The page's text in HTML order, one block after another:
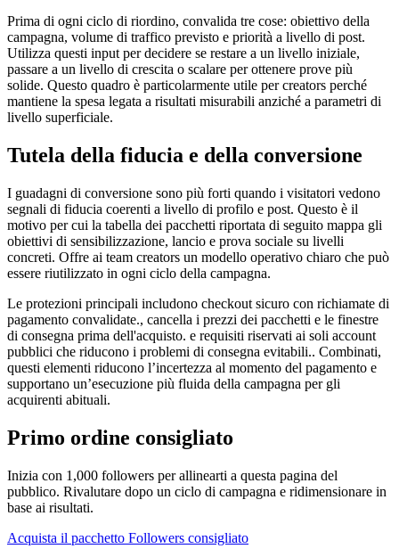
Prima di ogni ciclo di riordino, convalida tre cose: obiettivo della
campagna, volume di traffico previsto e priorità a livello di post.
Utilizza questi input per decidere se restare a un livello iniziale,
passare a un livello di crescita o scalare per ottenere prove più
solide. Questo quadro è particolarmente utile per creators perché
mantiene la spesa legata a risultati misurabili anziché a parametri di
livello superficiale.
Tutela della fiducia e della conversione
I guadagni di conversione sono più forti quando i visitatori vedono
segnali di fiducia coerenti a livello di profilo e post. Questo è il
motivo per cui la tabella dei pacchetti riportata di seguito mappa gli
obiettivi di sensibilizzazione, lancio e prova sociale su livelli
concreti. Offre ai team creators un modello operativo chiaro che può
essere riutilizzato in ogni ciclo della campagna.
Le protezioni principali includono checkout sicuro con richiamate di
pagamento convalidate., cancella i prezzi dei pacchetti e le finestre
di consegna prima dell'acquisto. e requisiti riservati ai soli account
pubblici che riducono i problemi di consegna evitabili.. Combinati,
questi elementi riducono l’incertezza al momento del pagamento e
supportano un’esecuzione più fluida della campagna per gli
acquirenti abituali.
Primo ordine consigliato
Inizia con 1,000 followers per allinearti a questa pagina del
pubblico. Rivalutare dopo un ciclo di campagna e ridimensionare in
base ai risultati.
Acquista il pacchetto Followers consigliato